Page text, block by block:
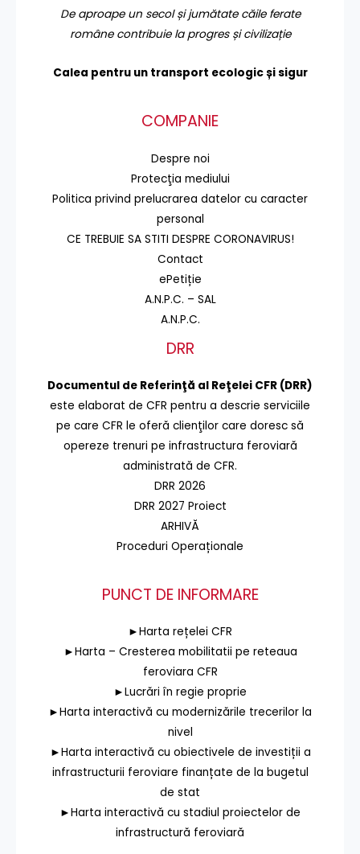
De aproape un secol și jumătate căile ferate
române contribuie la progres și civilizație
Calea pentru un transport ecologic și sigur
COMPANIE
Despre noi
Protecţia mediului
Politica privind prelucrarea datelor cu caracter
personal
CE TREBUIE SA STITI DESPRE CORONAVIRUS!
Contact
ePetiție
A.N.P.C. – SAL
A.N.P.C.
DRR
Documentul de Referinţă al Reţelei CFR (DRR)
este elaborat de CFR pentru a descrie serviciile
pe care CFR le oferă clienţilor care doresc să
opereze trenuri pe infrastructura feroviară
administrată de CFR.
DRR 2026
DRR 2027 Proiect
ARHIVĂ
Proceduri Operaționale
PUNCT DE INFORMARE
►Harta rețelei CFR
►Harta – Cresterea mobilitatii pe reteaua
feroviara CFR
►Lucrări în regie proprie
►Harta interactivă cu modernizările trecerilor la
nivel
►Harta interactivă cu obiectivele de investiții a
infrastructurii feroviare finanțate de la bugetul
de stat
►Harta interactivă cu stadiul proiectelor de
infrastructură feroviară